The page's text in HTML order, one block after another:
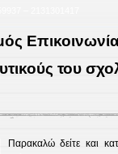
– 2131301417
του
Παρακαλώ δείτε και